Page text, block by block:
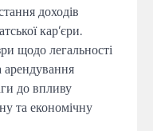
доходів
кар’єри.
щодо легальності
арендування
до впливу
та економічну